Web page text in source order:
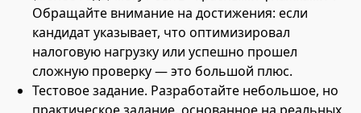
Обращайте внимание на достижения: если
кандидат указывает, что оптимизировал
налоговую нагрузку или успешно прошел
сложную проверку — это большой плюс.
Тестовое задание. Разработайте небольшое, но